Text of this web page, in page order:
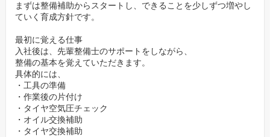
✅日曜・祝日休みの整備工場で、プライベートも充実
「整備士＝土日出勤」のイメージを変える職場です。
日曜・祝日は固定休み、さらに隔週で土曜休もあるため、家族や
友人との時間をしっかり確保。
趣味やリフレッシュの時間を大切にしながら、長く働ける職場づ
くりを実現しています。
✨法人車両中心。計画的で落ち着いた整備現場
まずは整備補助からスタートし、できることを少しずつ増やし
ていく育成方針です。
最初に覚える仕事
入社後は、先輩整備士のサポートをしながら、
整備の基本を覚えていただきます。
具体的には、
・工具の準備
・作業後の片付け
・タイヤ空気圧チェック
・オイル交換補助
・タイヤ交換補助